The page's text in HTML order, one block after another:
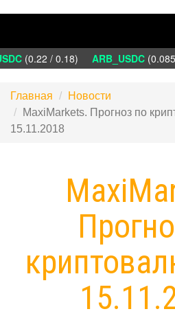
(0.22 / 0.18) ARB_USDC
Главная
Новости
MaxiMarkets. Прогноз по
15.11.2018